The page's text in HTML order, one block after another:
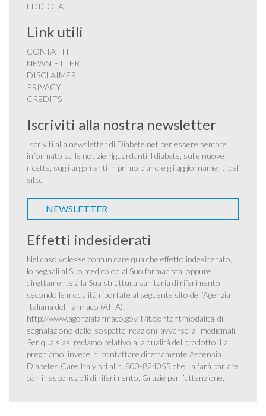
EDICOLA
Link utili
CONTATTI
NEWSLETTER
DISCLAIMER
PRIVACY
CREDITS
Iscriviti alla nostra newsletter
Iscriviti alla newsletter di Diabete.net per essere sempre
informato sulle notizie riguardanti il diabete, sulle nuove
ricette, sugli argomenti in primo piano e gli aggiornamenti del
sito.
NEWSLETTER
Effetti indesiderati
Nel caso volesse comunicare qualche effetto indesiderato,
lo segnali al Suo medico od al Suo farmacista, oppure
direttamente alla Sua struttura sanitaria di riferimento
secondo le modalità riportate al seguente sito dell’Agenzia
Italiana del Farmaco (AIFA):
http://www.agenziafarmaco.gov.it/it/content/modalità-di-
segnalazione-delle-sospette-reazioni-avverse-ai-medicinali.
Per qualsiasi reclamo relativo alla qualità del prodotto, La
preghiamo, invece, di contattare direttamente Ascensia
Diabetes Care Italy srl al n. 800-824055 che La farà parlare
con i responsabili di riferimento. Grazie per l’attenzione.